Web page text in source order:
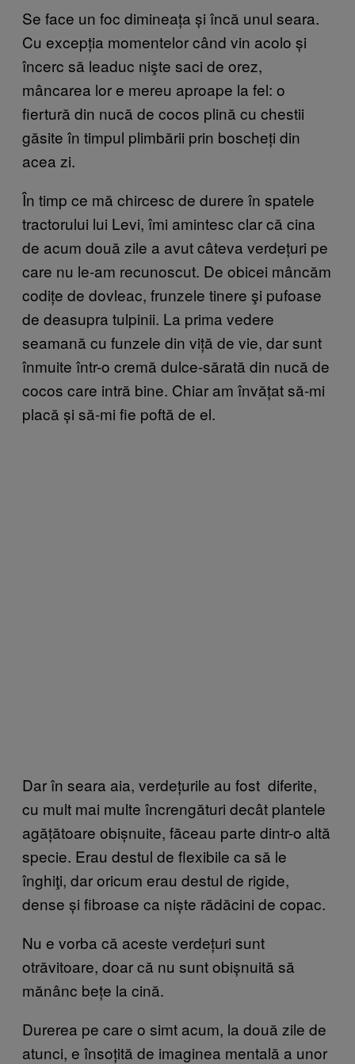
Se face un foc dimineața și încă unul seara.
Cu excepția momentelor când vin acolo și
încerc să leaduc nişte saci de orez,
mâncarea lor e mereu aproape la fel: o
fiertură din nucă de cocos plină cu chestii
găsite în timpul plimbării prin boscheți din
acea zi.
În timp ce mă chircesc de durere în spatele
tractorului lui Levi, îmi amintesc clar că cina
de acum două zile a avut câteva verdețuri pe
care nu le-am recunoscut. De obicei mâncăm
codițe de dovleac, frunzele tinere şi pufoase
de deasupra tulpinii. La prima vedere
seamană cu funzele din viță de vie, dar sunt
înmuite într-o cremă dulce-sărată din nucă de
cocos care intră bine. Chiar am învățat să-mi
placă și să-mi fie poftă de el.
Dar în seara aia, verdețurile au fost diferite,
cu mult mai multe încrengături decât plantele
agățătoare obișnuite, făceau parte dintr-o altă
specie. Erau destul de flexibile ca să le
înghiţi, dar oricum erau destul de rigide,
dense și fibroase ca niște rădăcini de copac.
Nu e vorba că aceste verdețuri sunt
otrăvitoare, doar că nu sunt obișnuită să
mănânc bețe la cină.
Durerea pe care o simt acum, la două zile de
atunci, e însoțită de imaginea mentală a unor